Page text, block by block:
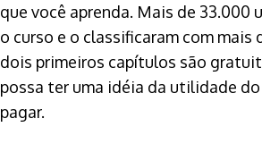
que você aprenda. Mais de 33.000
o curso e o classificaram com mais
dois primeiros capítulos são
possa ter uma idéia da utilidade
pagar.